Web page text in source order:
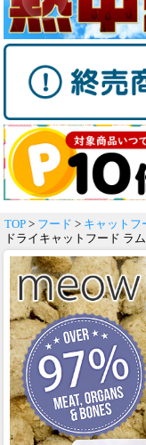
TOP > フード > キャットフ
ドライキャットフード ラ